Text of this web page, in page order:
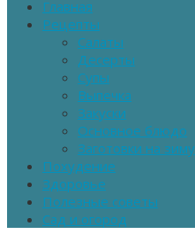
Главная
Рецепты
Салаты
Десерты
Супы
Выпечка
Закуски
Основное блюдо
Заготовки на зиму
Похудение
Здоровье
Полезные советы
Сад и огород